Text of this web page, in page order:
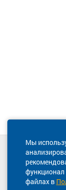
Мы
функционал
файлах в